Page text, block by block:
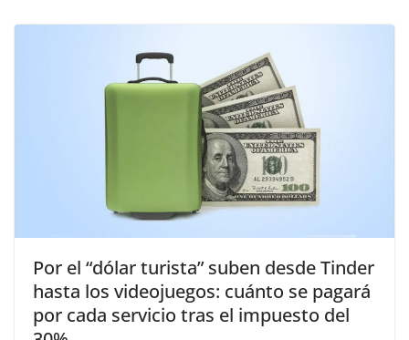
Por el “dólar turista” suben desde Tinder
hasta los videojuegos: cuánto se pagará
por cada servicio tras el impuesto del